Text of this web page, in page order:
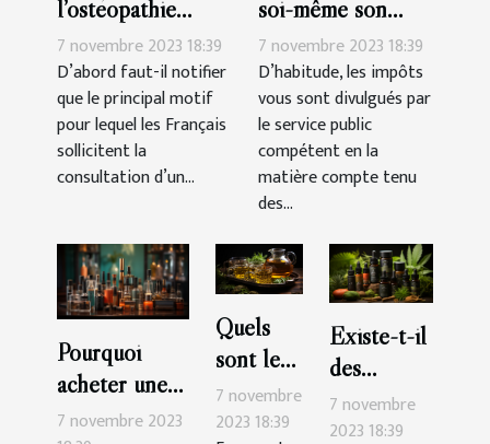
l’ostéopathie
peut-il soulager
les douleurs du
corps ?
7 novembre 2023 18:39
D’abord faut-il notifier
que le principal motif
pour lequel les Français
sollicitent la
consultation d’un...
soi-même son
impôt en France ?
7 novembre 2023 18:39
D’habitude, les impôts
vous sont divulgués par
le service public
compétent en la
matière compte tenu
des...
Pourquoi
acheter une
cigarette
7 novembre 2023
Quels
sont les
bienfaits
du thé au
7 novembre
2023 18:39
Existe-t-il
des
possibilités
de vendre
7 novembre
2023 18:39